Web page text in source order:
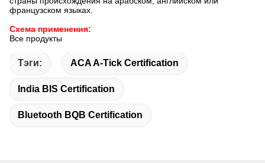
французском языках.
Схема применения:
Все продукты
Тэги: ACA A-Tick Certification
India BIS Certification
Bluetooth BQB Certification